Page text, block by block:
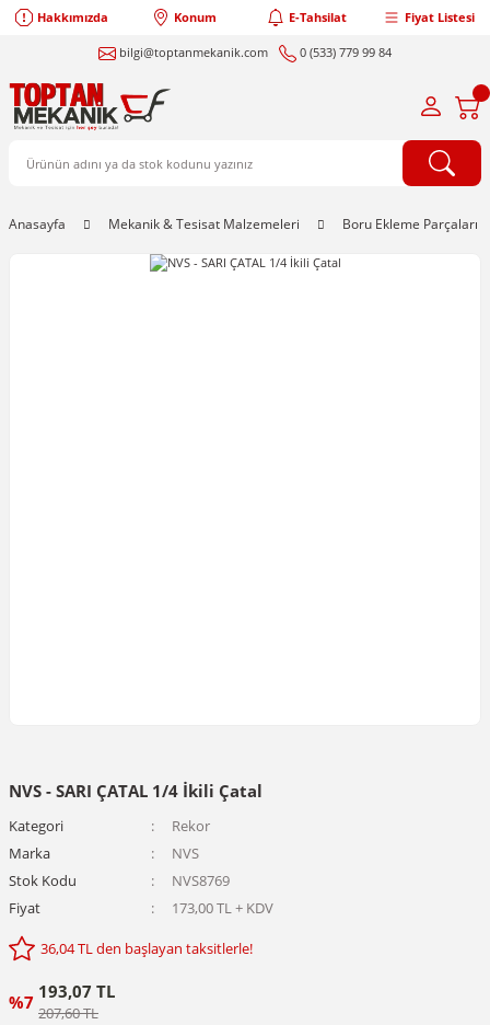
Hakkımızda Konum E-Tahsilat Fiyat Listesi
bilgi@toptanmekanik.com 0 (533) 779 99 84
Anasayfa Mekanik & Tesisat Malzemeleri Boru Ekleme Parçaları
NVS - SARI ÇATAL 1/4 İkili Çatal
Kategori
Rekor
Marka
NVS
Stok Kodu
NVS8769
Fiyat
173,00 TL + KDV
36,04 TL den başlayan taksitlerle!
%7 193,07 TL
207,60 TL